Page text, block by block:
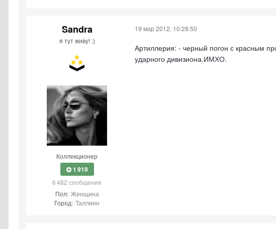
Sandra
я тут живу! :)
Коллекционер
1 919
6 482 сообщения
Пол: Женщина
Город: Таллинн
19 мар 2012, 10:28:50
Артиллерия: - черный погон с красным
ударного дивизиона.ИМХО.